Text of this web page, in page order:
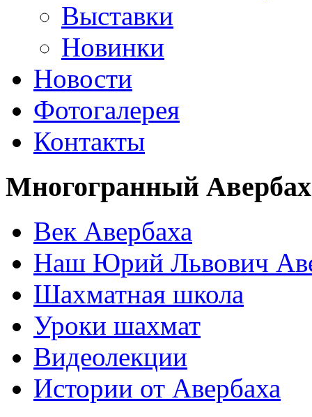
Выставки
Новинки
Новости
Фотогалерея
Контакты
Многогранный Авербах
Век Авербаха
Наш Юрий Львович
Шахматная школа
Уроки шахмат
Видеолекции
Истории от Авербаха